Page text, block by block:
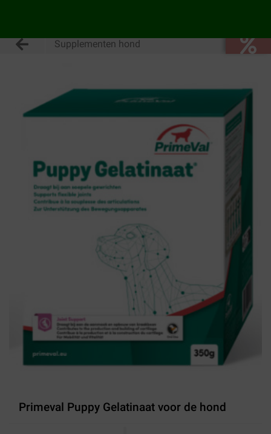
Supplementen hond
Primeval Puppy Gelatinaat voor de hond